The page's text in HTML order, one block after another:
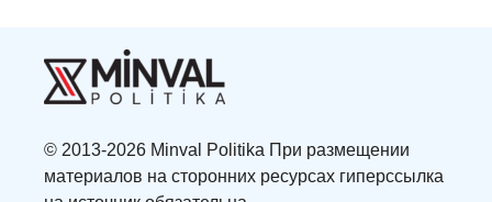
© 2013-2026 Minval Politika При размещении
материалов на сторонних ресурсах гиперссылка